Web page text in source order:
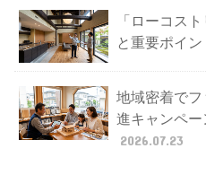
「ローコス
と重要ポイン
地域密着で
進キャンペ
2026.07.23